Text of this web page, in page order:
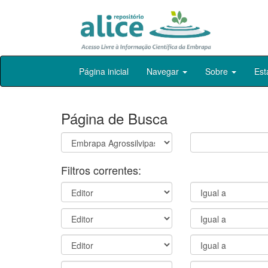
Skip
Página inicial Navegar Sobre
Página de Busca
Filtros correntes: